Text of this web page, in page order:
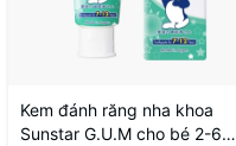
Kem đánh răng nha khoa
Sunstar G.U.M cho bé 2-6